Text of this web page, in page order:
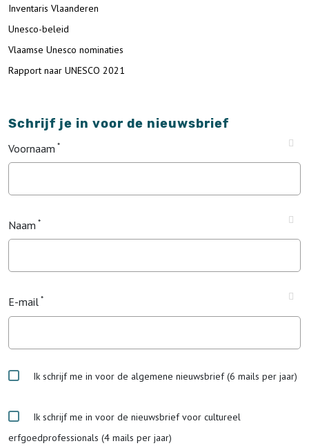
Inventaris Vlaanderen
Unesco-beleid
Vlaamse Unesco nominaties
Rapport naar UNESCO 2021
Schrijf je in voor de nieuwsbrief
Voornaam
Naam
E-mail
Ik schrijf me in voor de algemene nieuwsbrief (6 mails per jaar)
Ik schrijf me in voor de nieuwsbrief voor cultureel
erfgoedprofessionals (4 mails per jaar)